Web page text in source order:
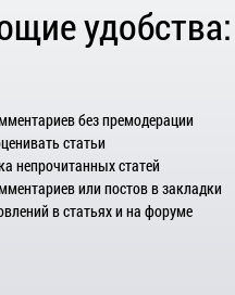
удобства:
без премодерации
статьи
непрочитанных статей
или постов в закладки
в статьях и на форуме